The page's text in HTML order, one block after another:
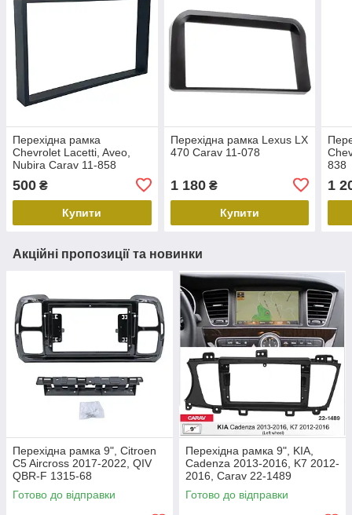
Перехідна рамка
Chevrolet Lacetti, Aveo,
Nubira Carav 11-858
500 ₴
Купити
Перехідна рамка Lexus LX
470 Carav 11-078
1 180₴
Купити
838
1
Акційні пропозиції та новинки
Перехідна рамка 9", Citroen
C5 Aircross 2017-2022, QIV
QBR-F 1315-68
Готово до відправки
Перехідна рамка 9", KIA,
Cadenza 2013-2016, K7 2012-
2016, Carav 22-1489
Готово до відправки